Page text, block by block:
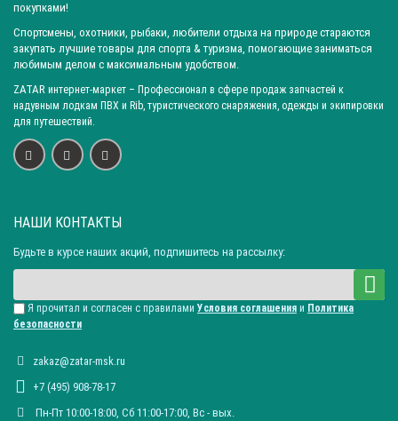
покупками!
Спортсмены, охотники, рыбаки, любители отдыха на природе стараются
закупать лучшие товары для спорта & туризма, помогающие заниматься
любимым делом с максимальным удобством.
ZATAR интернет-маркет – Профессионал в сфере продаж запчастей к
надувным лодкам ПВХ и Rib, туристического снаряжения, одежды и экипировки
для путешествий.
НАШИ КОНТАКТЫ
Будьте в курсе наших акций, подпишитесь на рассылку:
Я прочитал и согласен с правилами Условия соглашения и Политика
безопасности
zakaz@zatar-msk.ru
+7 (495) 908-78-17
Пн-Пт 10:00-18:00, Сб 11:00-17:00, Вc - вых.